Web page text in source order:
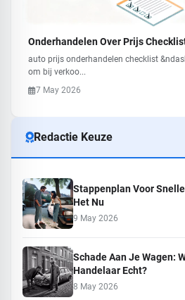
Onderhandelen Over Prijs
auto prijs onderhandelen checklist
om bij verkoo...
7 May 2026
Redactie Keuze
Stappenplan Voor
Het Nu
9 May 2026
Schade Aan Je Wagen:
Handelaar Echt?
8 May 2026